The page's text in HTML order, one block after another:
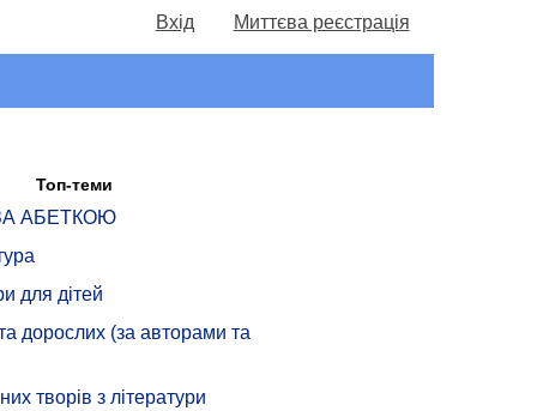
Вхід Миттєва реєстрація
Топ-теми
АБЕТКОЮ
для дітей
дорослих (за авторами та
творів з літератури